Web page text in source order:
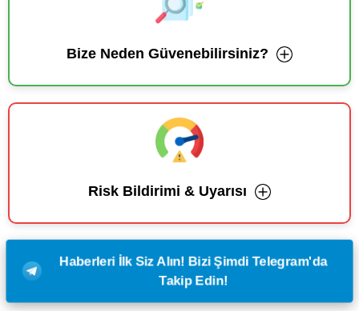
Bize Neden Güvenebilirsiniz?
Risk Bildirimi & Uyarısı
Haberleri İlk Siz Alın! Bizi Şimdi Telegram'da
Takip Edin!